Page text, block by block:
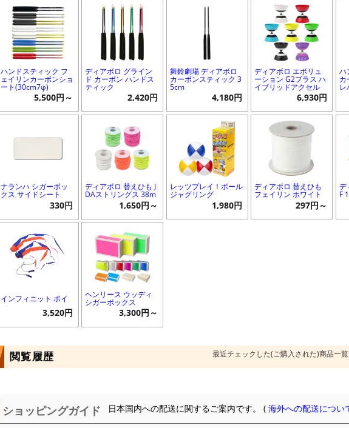
ハンドスティック フ
ェイリンカーボンショ
ート(30cm7φ)
5,500円～
ディアボロ グライン
ド カーボン ハンドス
ティック
2,420円
舞鈴劇場 ディアボロ
カーボンスティック 3
5cm
4,180円
ディアボロ エボリュ
ーション G2プラス ハ
イブリッドアクセル
6,930円
ハ
カ
レ
ナランハ シガーボッ
クス サイドシート
330円
ディアボロ 替えひも J
DAストリングス 38m
1,650円～
レッツプレイ！ボール
ジャグリング
1,980円
ディアボロ 替えひも
フェイリン ホワイト
297円～
デ
F
インフィニット ポイ
3,520円
ヘンリース ウッディ
シガーボックス
3,300円～
閲覧履歴 最近チェックした(ご購入された)商品一覧
ショッピングガイド 日本国内への配送に関するご案内です。 (海外への配送につい